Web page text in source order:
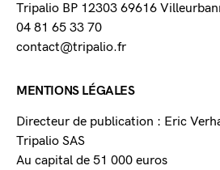
Tripalio BP 12303 69616
04 81 65 33 70
contact@tripalio.fr
MENTIONS LÉGALES
Directeur de publication : Eric
Tripalio SAS
Au capital de 51 000 euros